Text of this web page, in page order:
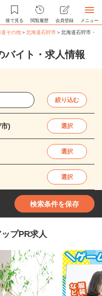
後で見る 閲覧履歴 会員登録 メニュー
道その他＞北海道石狩市＞北海道石狩市・
バイト・求人情報
絞り込む
) 選択
選択
選択
検索条件を保存
プPR求人